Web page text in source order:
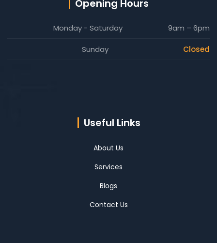
Opening Hours
Monday - Saturday 9am – 6pm
Sunday Closed
Useful Links
About Us
Services
Blogs
Contact Us